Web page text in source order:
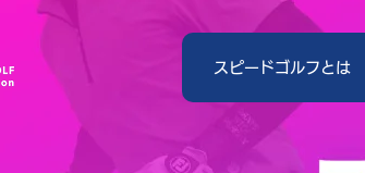
スピードゴルフとは